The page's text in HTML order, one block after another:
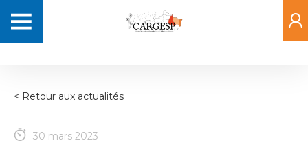
auNavigation
principale
< Retour aux actualités
30 mars 2023